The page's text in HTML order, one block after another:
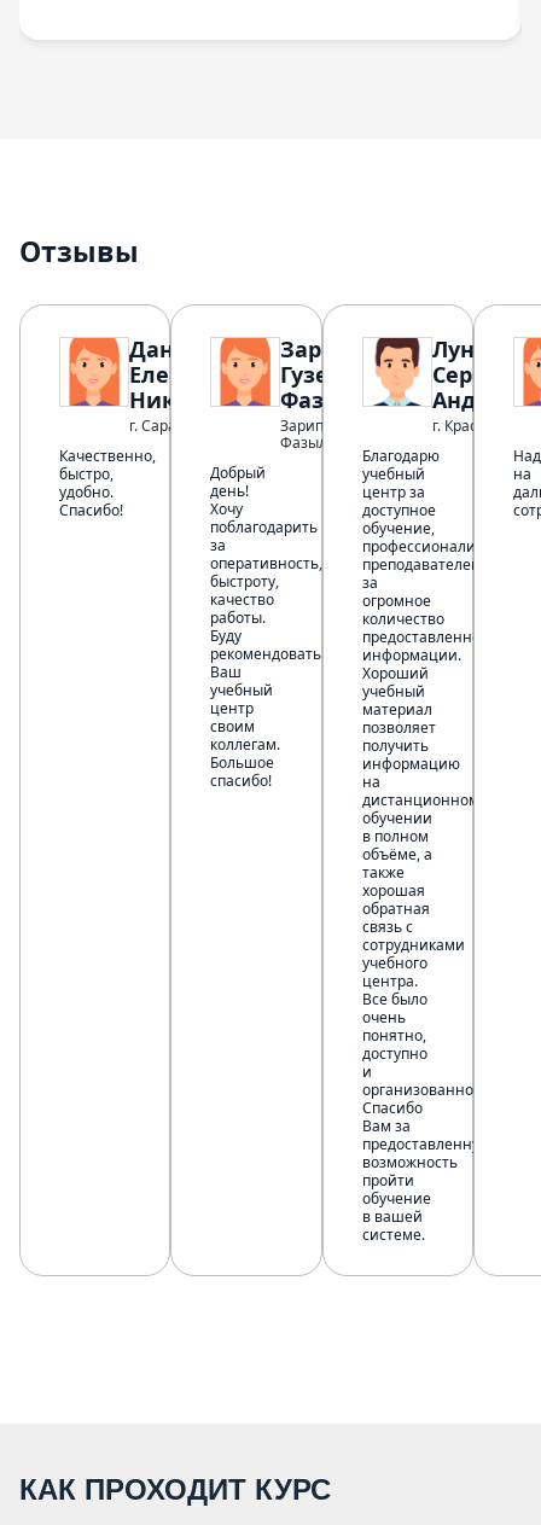
Отзывы
Данилова
Елена
Николаевна
г. Саратов
Качественно,
быстро,
удобно.
Спасибо!
Зарипова
Гузель
Фазылзяновна
Зарипова Гузель
Фазылзяновна
Добрый
день!
Хочу
поблагодарить
за
оперативность,
быстроту,
качество
работы.
Буду
рекомендовать
Ваш
учебный
центр
своим
коллегам.
Большое
спасибо!
Лунин
Сергей
г. Краснодар
Благодарю
учебный
центр за
доступное
обучение,
профессионализм
преподавателей,
за
огромное
количество
предоставленной
информации.
Хороший
учебный
материал
позволяет
получить
информацию
на
дистанционном
обучении
в полном
объёме, а
также
хорошая
обратная
связь с
сотрудниками
учебного
центра.
Все было
очень
понятно,
доступно
и
организованно.
Спасибо
Вам за
предоставленную
возможность
пройти
обучение
в вашей
системе.
на
КАК ПРОХОДИТ КУРС